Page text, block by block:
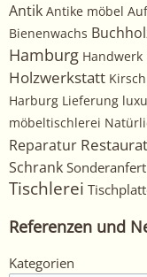
Antik Antike möbel
Bienenwachs
Hamburg Handwerk
Holzwerkstatt
Harburg Lieferung
möbeltischlerei
Reparatur
Schrank
Tischlerei
Referenzen und
Kategorien
Kategorien